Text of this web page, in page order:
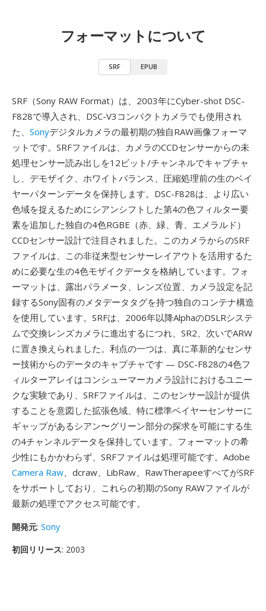
フォーマットについて
SRF EPUB
SRF（Sony RAW Format）は、2003年にCyber-shot DSC-
F828で導入され、DSC-V3コンパクトカメラでも使用され
た、 Sonyデジタルカメラの最初期の独自RAW画像フォーマ
ットです。SRFファイルは、カメラのCCDセンサーからの未
処理センサー読み出しを12ビット/チャンネルでキャプチャ
し、デモザイク、ホワイトバランス、圧縮処理前の生のベイ
ヤーパターンデータを保持します。DSC-F828は、より広い
色域を捉えるためにシアンシフトした第4の色フィルター要
素を追加した独自の4色RGBE（赤、緑、青、エメラルド）
CCDセンサー設計で注目されました。このカメラからのSRF
ファイルは、この非従来型センサーレイアウトを活用するた
めに必要な生の4色モザイクデータを格納しています。フォ
ーマットは、露出パラメータ、レンズ位置、カメラ設定を記
録するSony固有のメタデータタグを持つ独自のコンテナ構造
を使用しています。SRFは、2006年以降AlphaのDSLRシステ
ムで交換レンズカメラに進出するにつれ、SR2、次いでARW
に置き換えられました。利点の一つは、真に革新的なセンサ
ー技術からのデータのキャプチャです — DSC-F828の4色フ
ィルターアレイはコンシューマーカメラ設計におけるユニー
クな実験であり、SRFファイルは、このセンサー設計が提供
することを意図した拡張色域、特に標準ベイヤーセンサーに
ギャップがあるシアン〜グリーン部分の探求を可能にする生
の4チャンネルデータを保持しています。フォーマットの希
少性にもかかわらず、SRFファイルは処理可能です。Adobe
Camera Raw、dcraw、LibRaw、RawTherapeeすべてがSRF
をサポートしており、これらの初期のSony RAWファイルが
最新の処理でアクセス可能です。
開発元: Sony
初回リリース: 2003